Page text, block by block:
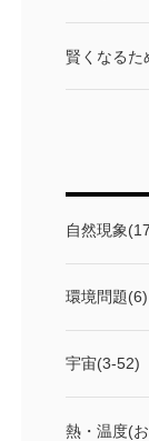
賢くなるた
自然現象
環境問題(6)
宇宙(3-52)
熱・温度(